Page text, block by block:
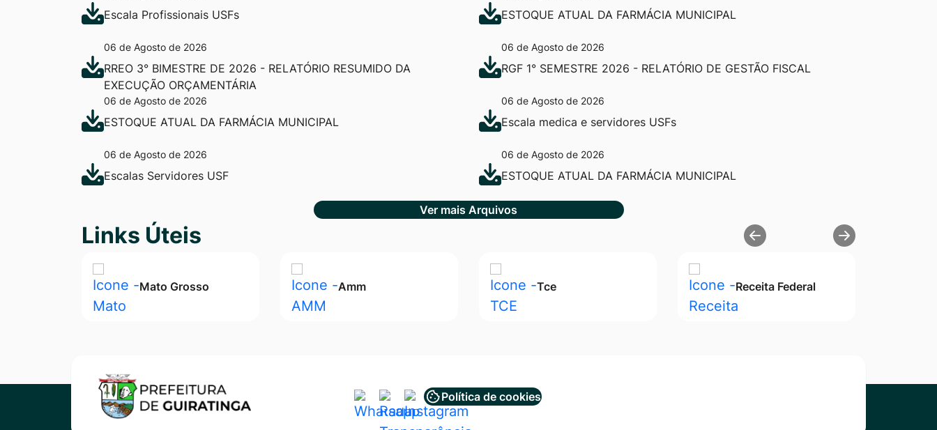
Escala Profissionais USFs ESTOQUE ATUAL DA FARMÁCIA MUNICIPAL
06 de Agosto de 2026
RREO 3° BIMESTRE DE 2026 - RELATÓRIO RESUMIDO DA
EXECUÇÃO ORÇAMENTÁRIA
06 de Agosto de 2026
RGF 1° SEMESTRE 2026 - RELATÓRIO DE GESTÃO FISCAL
06 de Agosto de 2026
ESTOQUE ATUAL DA FARMÁCIA MUNICIPAL
06 de Agosto de 2026
Escala medica e servidores USFs
06 de Agosto de 2026
Escalas Servidores USF
06 de Agosto de 2026
ESTOQUE ATUAL DA FARMÁCIA MUNICIPAL
Ver mais Arquivos
Seção Links ÚteisLinks Úteis
Mato Grosso Amm Tce Receita Federal
Acessar
a
Acessar
a
Acessar
a
Política de cookies